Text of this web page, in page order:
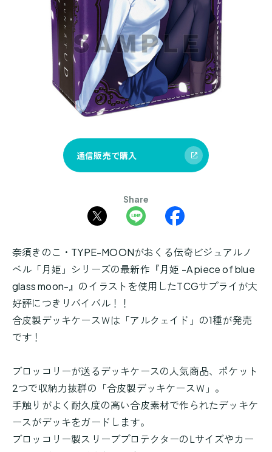
通信販売で購入
Share
奈須きのこ・TYPE-MOONがおくる伝奇ビジュアルノ
ベル「月姫」シリーズの最新作『月姫 -A piece of blue
glass moon-』のイラストを使用したTCGサプライが大
好評につきリバイバル！！
合皮製デッキケースＷは「アルクェイド」の1種が発売
です！
ブロッコリーが送るデッキケースの人気商品、ポケット
2つで収納力抜群の「合皮製デッキケースＷ」。
手触りがよく耐久度の高い合皮素材で作られたデッキケ
ースがデッキをガードします。
ブロッコリー製スリーブプロテクターのLサイズやカー